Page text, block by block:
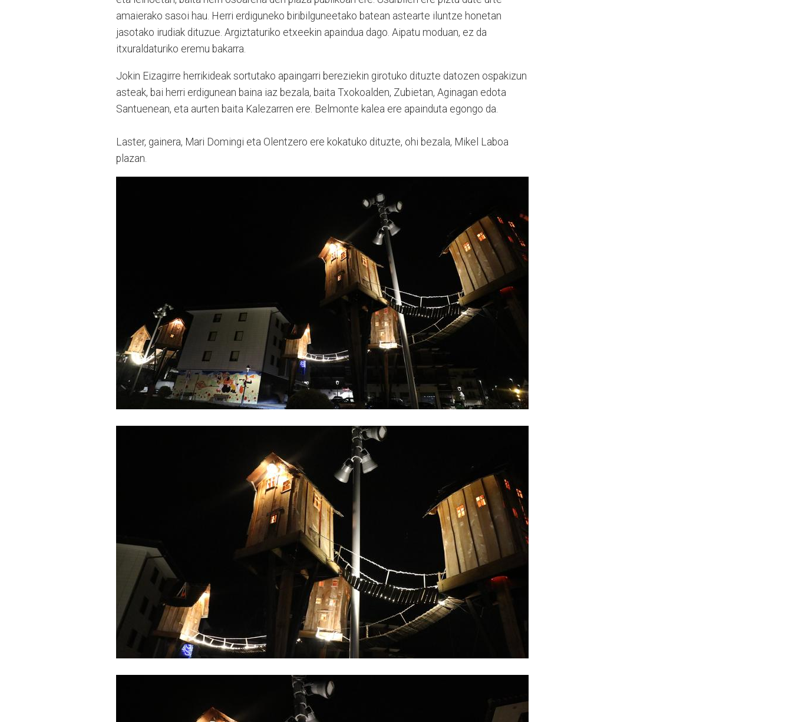
amaierako sasoi hau. Herri erdiguneko biribilguneetako batean astearte iluntze honetan
jasotako irudiak dituzue. Argiztaturiko etxeekin apaindua dago. Aipatu moduan, ez da
itxuraldaturiko eremu bakarra.
Jokin Eizagirre herrikideak sortutako apaingarri bereziekin girotuko dituzte datozen ospakizun
asteak, bai herri erdigunean baina iaz bezala, baita Txokoalden, Zubietan, Aginagan edota
Santuenean, eta aurten baita Kalezarren ere. Belmonte kalea ere apainduta egongo da.
Laster, gainera, Mari Domingi eta Olentzero ere kokatuko dituzte, ohi bezala, Mikel Laboa
plazan.